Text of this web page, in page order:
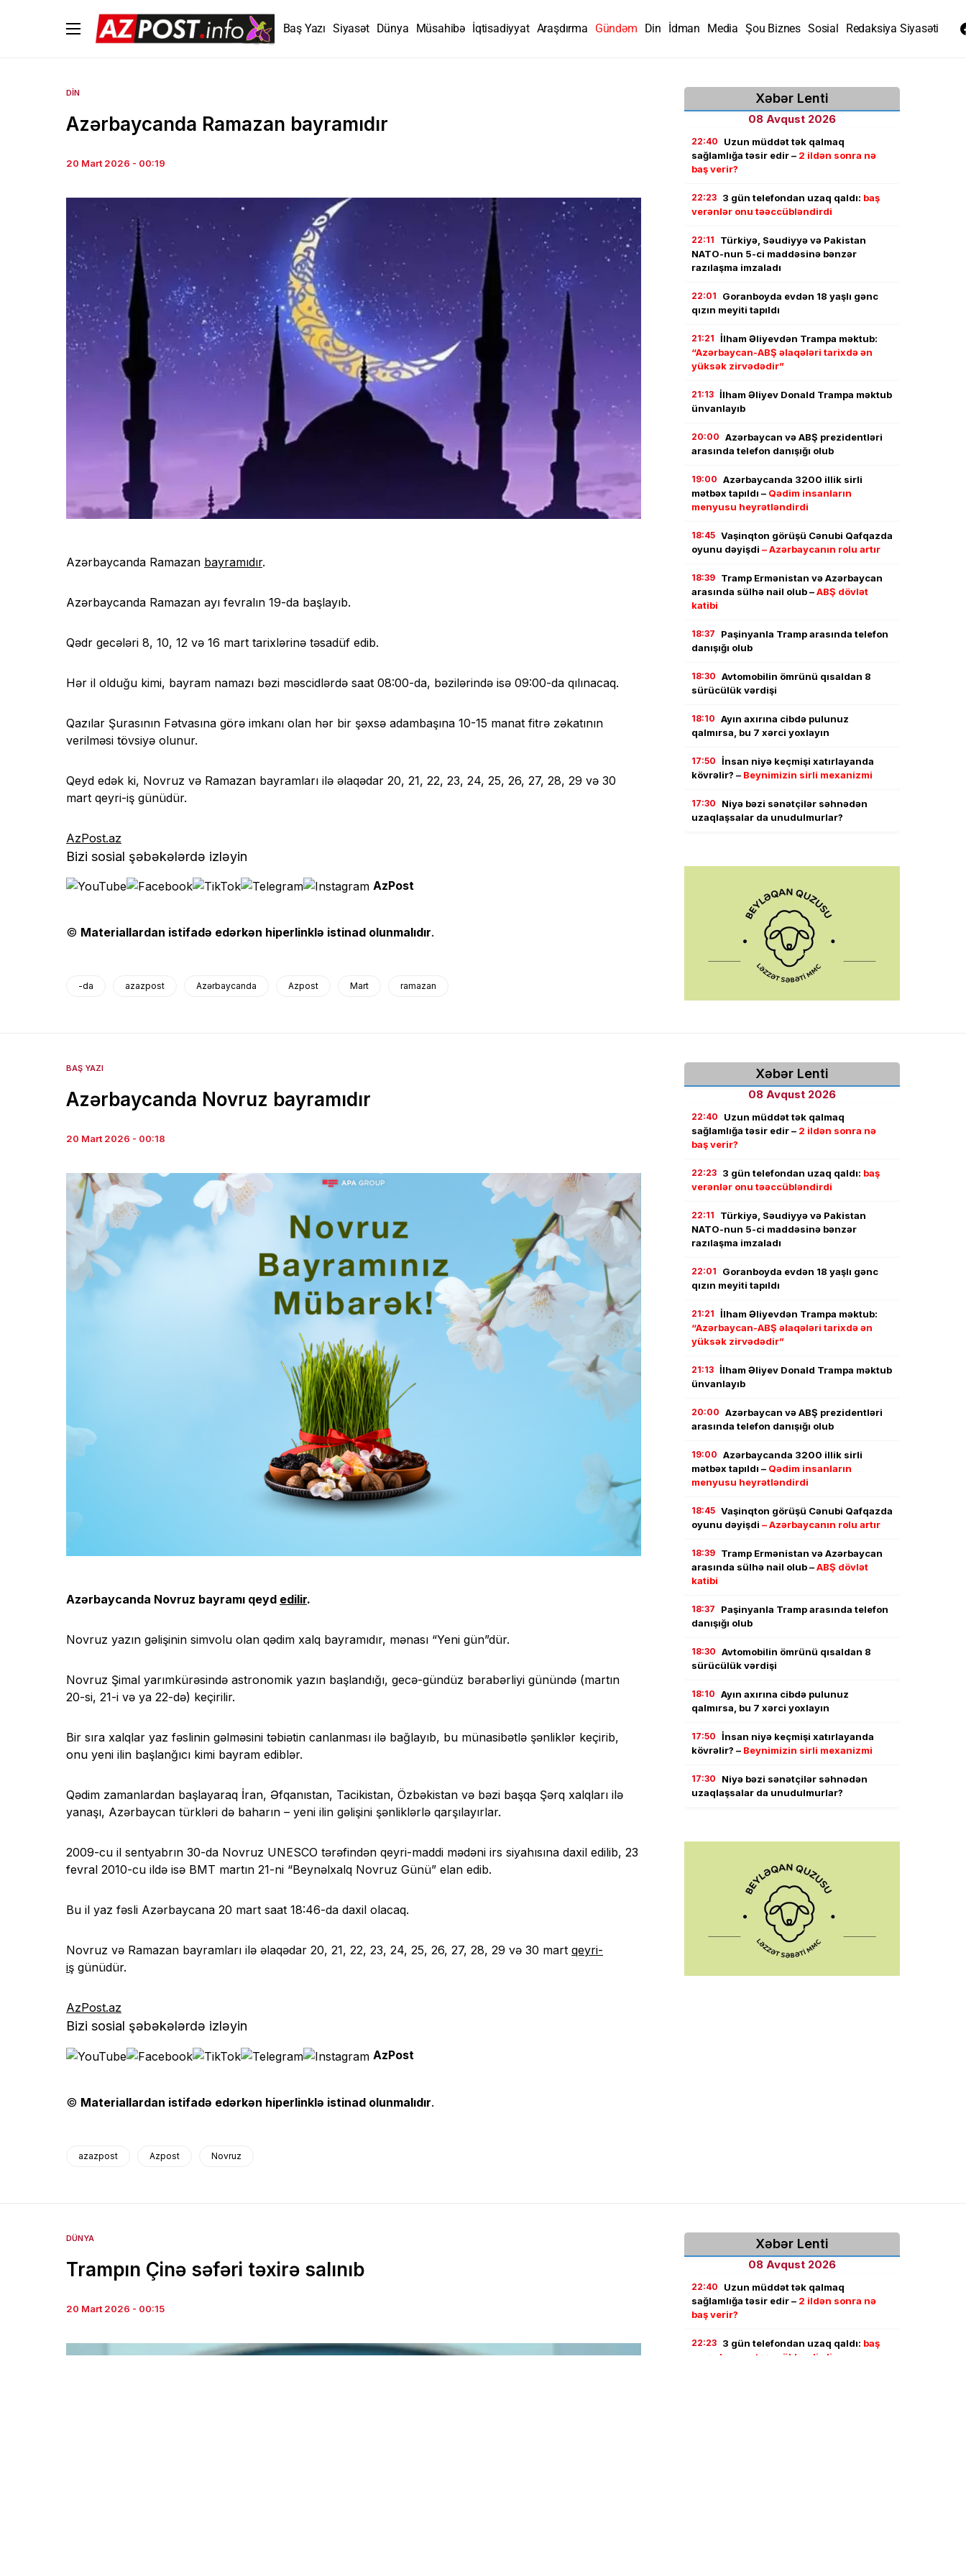
Baş Yazı Siyasət Dünya Müsahibə İqtisadiyyat Araşdırma Gündəm Din İdman Media Şou Biznes Sosial Redaksiya Siyasəti
DIN
Azərbaycanda Ramazan bayramıdır
20 Mart 2026 - 00:19
Azərbaycanda Ramazan bayramıdır.
Azərbaycanda Ramazan ayı fevralın 19-da başlayıb.
Qədr gecələri 8, 10, 12 və 16 mart tarixlərinə təsadüf edib.
Hər il olduğu kimi, bayram namazı bəzi məscidlərdə saat 08:00-da, bəzilərində isə 09:00-da qılınacaq.
Qazılar Şurasının Fətvasına görə imkanı olan hər bir şəxsə adambaşına 10-15 manat fitrə zəkatının
verilməsi tövsiyə olunur.
Qeyd edək ki, Novruz və Ramazan bayramları ilə əlaqədar 20, 21, 22, 23, 24, 25, 26, 27, 28, 29 və 30
mart qeyri-iş günüdür.
AzPost.az
Bizi sosial şəbəkələrdə izləyin
AzPost
© Materiallardan istifadə edərkən hiperlinklə istinad olunmalıdır.
-da azazpost Azərbaycanda Azpost Mart ramazan
Xəbər Lenti
08 Avqust 2026
22:40
Uzun müddət tək qalmaq
sağlamlığa təsir edir – 2 ildən sonra nə
baş verir?
22:23 3 gün telefondan uzaq qaldı: baş
verənlər onu təəccübləndirdi
22:11
Türkiyə, Səudiyyə və Pakistan
NATO-nun 5-ci maddəsinə bənzər
razılaşma imzaladı
22:01
Goranboyda evdən 18 yaşlı gənc
qızın meyiti tapıldı
21:21 İlham Əliyevdən Trampa məktub:
“Azərbaycan-ABŞ əlaqələri tarixdə ən
yüksək zirvədədir”
21:13 İlham Əliyev Donald Trampa məktub
ünvanlayıb
20:00 Azərbaycan və ABŞ prezidentləri
arasında telefon danışığı olub
19:00 Azərbaycanda 3200 illik sirli
mətbəx tapıldı – Qədim insanların
menyusu heyrətləndirdi
18:45 Vaşinqton görüşü Cənubi Qafqazda
oyunu dəyişdi – Azərbaycanın rolu artır
18:39 Tramp Ermənistan və Azərbaycan
arasında sülhə nail olub –ABŞ dövlət
katibi
18:37
Paşinyanla Tramp arasında telefon
danışığı olub
18:30 Avtomobilin ömrünü qısaldan 8
sürücülük vərdişi
18:10 Ayın axırına cibdə pulunuz
qalmırsa, bu 7 xərci yoxlayın
17:50 İnsan niyə keçmişi xatırlayanda
kövrəlir? – Beynimizin sirli mexanizmi
17:30
Niyə bəzi sənətçilər səhnədən
uzaqlaşsalar da unudulmurlar?
BAŞ YAZI
Azərbaycanda Novruz bayramıdır
20 Mart 2026 - 00:18
Azərbaycanda Novruz bayramı qeyd edilir.
Novruz yazın gəlişinin simvolu olan qədim xalq bayramıdır, mənası “Yeni gün”dür.
Novruz Şimal yarımkürəsində astronomik yazın başlandığı, gecə-gündüz bərabərliyi günündə (martın
20-si, 21-i və ya 22-də) keçirilir.
Bir sıra xalqlar yaz fəslinin gəlməsini təbiətin canlanması ilə bağlayıb, bu münasibətlə şənliklər keçirib,
onu yeni ilin başlanğıcı kimi bayram ediblər.
Qədim zamanlardan başlayaraq İran, Əfqanıstan, Tacikistan, Özbəkistan və bəzi başqa Şərq xalqları ilə
yanaşı, Azərbaycan türkləri də baharın – yeni ilin gəlişini şənliklərlə qarşılayırlar.
2009-cu il sentyabrın 30-da Novruz UNESCO tərəfindən qeyri-maddi mədəni irs siyahısına daxil edilib, 23
fevral 2010-cu ildə isə BMT martın 21-ni “Beynəlxalq Novruz Günü” elan edib.
Bu il yaz fəsli Azərbaycana 20 mart saat 18:46-da daxil olacaq.
Novruz və Ramazan bayramları ilə əlaqədar 20, 21, 22, 23, 24, 25, 26, 27, 28, 29 və 30 mart qeyri-
iş günüdür.
AzPost.az
Bizi sosial şəbəkələrdə izləyin
AzPost
© Materiallardan istifadə edərkən hiperlinklə istinad olunmalıdır.
azazpost Azpost Novruz
Xəbər Lenti
08 Avqust 2026
22:40
Uzun müddət tək qalmaq
sağlamlığa təsir edir – 2 ildən sonra nə
baş verir?
22:23 3 gün telefondan uzaq qaldı: baş
verənlər onu təəccübləndirdi
22:11
Türkiyə, Səudiyyə və Pakistan
NATO-nun 5-ci maddəsinə bənzər
razılaşma imzaladı
22:01
Goranboyda evdən 18 yaşlı gənc
qızın meyiti tapıldı
21:21 İlham Əliyevdən Trampa məktub:
“Azərbaycan-ABŞ əlaqələri tarixdə ən
yüksək zirvədədir”
21:13 İlham Əliyev Donald Trampa məktub
ünvanlayıb
20:00 Azərbaycan və ABŞ prezidentləri
arasında telefon danışığı olub
19:00 Azərbaycanda 3200 illik sirli
mətbəx tapıldı – Qədim insanların
menyusu heyrətləndirdi
18:45 Vaşinqton görüşü Cənubi Qafqazda
oyunu dəyişdi – Azərbaycanın rolu artır
18:39 Tramp Ermənistan və Azərbaycan
arasında sülhə nail olub –ABŞ dövlət
katibi
18:37
Paşinyanla Tramp arasında telefon
danışığı olub
18:30 Avtomobilin ömrünü qısaldan 8
sürücülük vərdişi
18:10 Ayın axırına cibdə pulunuz
qalmırsa, bu 7 xərci yoxlayın
17:50 İnsan niyə keçmişi xatırlayanda
kövrəlir? – Beynimizin sirli mexanizmi
17:30
Niyə bəzi sənətçilər səhnədən
uzaqlaşsalar da unudulmurlar?
DÜNYA
Trampın Çinə səfəri təxirə salınıb
20 Mart 2026 - 00:15
Xəbər Lenti
08 Avqust 2026
22:40
Uzun müddət tək qalmaq
sağlamlığa təsir edir – 2 ildən sonra nə
baş verir?
22:23 3 gün telefondan uzaq qaldı: baş
verənlər onu təəccübləndirdi